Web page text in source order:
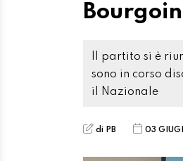
Il partito si è
sono in corso
il Nazionale
di PB 03